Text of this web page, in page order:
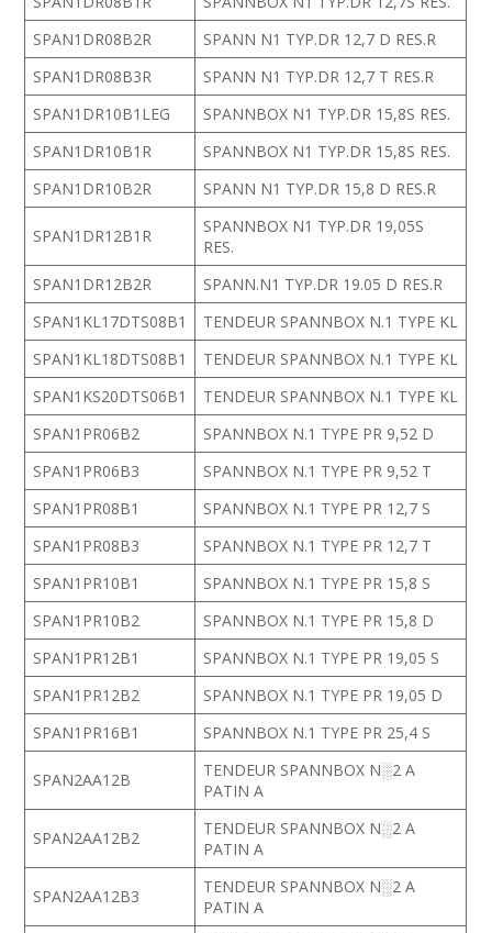
SPAN1DR08B2R
SPANN N1 TYP.DR 12,7 D RES.R
SPAN1DR08B3R
SPANN N1 TYP.DR 12,7 T RES.R
SPAN1DR10B1LEG
SPANNBOX N1 TYP.DR 15,8S RES.
SPAN1DR10B1R
SPANNBOX N1 TYP.DR 15,8S RES.
SPAN1DR10B2R
SPANN N1 TYP.DR 15,8 D RES.R
SPAN1DR12B1R
SPANNBOX N1 TYP.DR 19,05S
RES.
SPAN1DR12B2R
SPANN.N1 TYP.DR 19.05 D RES.R
SPAN1KL17DTS08B1
TENDEUR SPANNBOX N.1 TYPE KL
SPAN1KL18DTS08B1
TENDEUR SPANNBOX N.1 TYPE KL
SPAN1KS20DTS06B1
TENDEUR SPANNBOX N.1 TYPE KL
SPAN1PR06B2
SPANNBOX N.1 TYPE PR 9,52 D
SPAN1PR06B3
SPANNBOX N.1 TYPE PR 9,52 T
SPAN1PR08B1
SPANNBOX N.1 TYPE PR 12,7 S
SPAN1PR08B3
SPANNBOX N.1 TYPE PR 12,7 T
SPAN1PR10B1
SPANNBOX N.1 TYPE PR 15,8 S
SPAN1PR10B2
SPANNBOX N.1 TYPE PR 15,8 D
SPAN1PR12B1
SPANNBOX N.1 TYPE PR 19,05 S
SPAN1PR12B2
SPANNBOX N.1 TYPE PR 19,05 D
SPAN1PR16B1
SPANNBOX N.1 TYPE PR 25,4 S
SPAN2AA12B
TENDEUR SPANNBOX N░2 A
PATIN A
SPAN2AA12B2
TENDEUR SPANNBOX N░2 A
PATIN A
SPAN2AA12B3
TENDEUR SPANNBOX N░2 A
PATIN A